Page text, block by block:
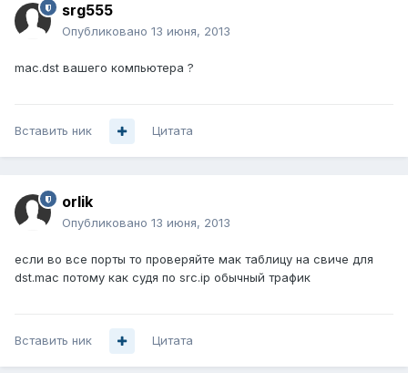
srg555
Опубликовано 13 июня, 2013
mac.dst вашего компьютера ?
Вставить ник Цитата
orlik
Опубликовано 13 июня, 2013
если во все порты то проверяйте мак таблицу на свиче для
dst.mac потому как судя по src.ip обычный трафик
Вставить ник Цитата